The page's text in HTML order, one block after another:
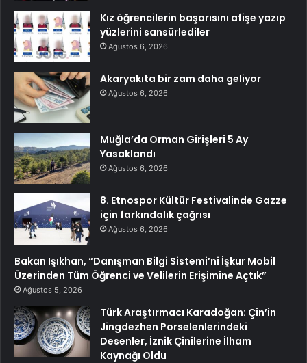
Kız öğrencilerin başarısını afişe yazıp
yüzlerini sansürlediler
Ağustos 6, 2026
Akaryakıta bir zam daha geliyor
Ağustos 6, 2026
Muğla’da Orman Girişleri 5 Ay
Yasaklandı
Ağustos 6, 2026
8. Etnospor Kültür Festivalinde Gazze
için farkındalık çağrısı
Ağustos 6, 2026
Bakan Işıkhan, “Danışman Bilgi Sistemi’ni İşkur Mobil
Üzerinden Tüm Öğrenci ve Velilerin Erişimine Açtık”
Ağustos 5, 2026
Türk Araştırmacı Karadoğan: Çin’in
Jingdezhen Porselenlerindeki
Desenler, İznik Çinilerine İlham
Kaynağı Oldu